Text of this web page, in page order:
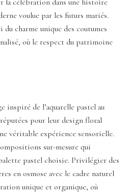
voulue par les futurs mariés.
charme unique des coutumes
où le respect du patrimoine
inspiré de l’aquarelle pastel au
pour leur design floral
véritable expérience sensorielle.
sur-mesure qui
pastel choisie. Privilégier des
en osmose avec le cadre naturel
unique et organique, où